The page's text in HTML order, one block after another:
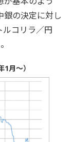
銀の決定に対し
ルコリラ／円
月～）